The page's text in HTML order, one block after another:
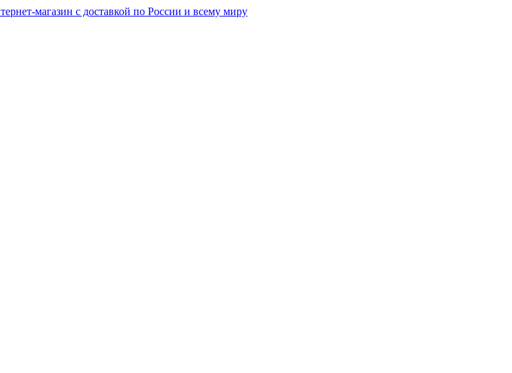
магазин с доставкой по России и всему миру